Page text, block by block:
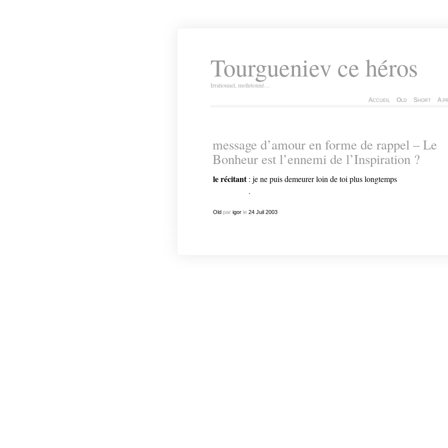
Tourgueniev ce héros
Irrationnel, molletonné…
Accueil Old Short A
message d’amour en forme de rappel – Le
Bonheur est l’ennemi de l’Inspiration ?
le récitant: je ne puis demeurer loin de toi plus longtemps
.
Oldpar igorle 24 Juil 2003